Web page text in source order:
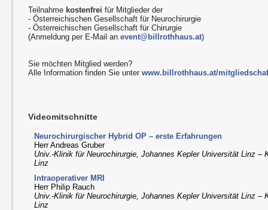
Teilnahme kostenfrei für Mitglieder der
- Österreichischen Gesellschaft für Neurochirurgie
- Österreichischen Gesellschaft für Chirurgie
(Anmeldung per E-Mail anevent@billrothhaus.at)
Sie möchten Mitglied werden?
Alle Information finden Sie unterwww.billrothhaus.at/
Videomitschnitte
Neurochirurgischer Hybrid OP – erste Erfahrungen
Herr Andreas Gruber
Univ.-Klinik für Neurochirurgie, Johannes Kepler Universität Linz –
Linz
Intraoperativer MRI
Herr Philip Rauch
Univ.-Klinik für Neurochirurgie, Johannes Kepler Universität Linz –
Linz